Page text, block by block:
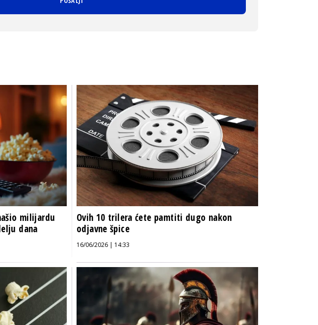
milijardu
dana
Ovih 10 trilera ćete pamtiti dugo nakon
odjavne špice
16/06/2026 | 14:33